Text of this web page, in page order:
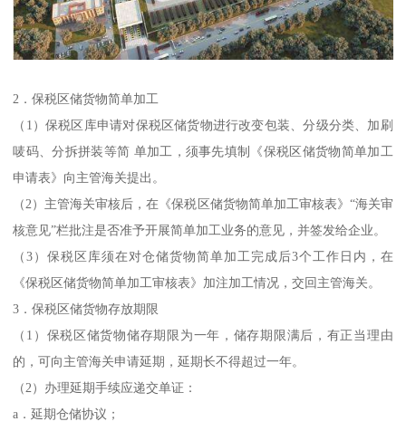
2．保税区储货物简单加工
（1）保税区库申请对保税区储货物进行改变包装、分级分类、加刷
唛码、分拆拼装等简 单加工，须事先填制《保税区储货物简单加工
申请表》向主管海关提出。
（2）主管海关审核后，在《保税区储货物简单加工审核表》“海关审
核意见”栏批注是否准予开展简单加工业务的意见，并签发给企业。
（3）保税区库须在对仓储货物简单加工完成后3个工作日内，在
《保税区储货物简单加工审核表》加注加工情况，交回主管海关。
3．保税区储货物存放期限
（1）保税区储货物储存期限为一年，储存期限满后，有正当理由
的，可向主管海关申请延期，延期长不得超过一年。
（2）办理延期手续应递交单证：
a．延期仓储协议；